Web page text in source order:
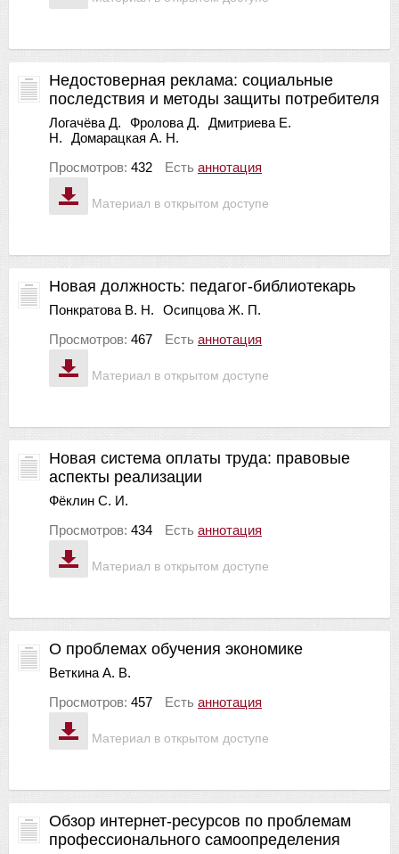
Материал в открытом доступе
Недостоверная реклама: социальные
последствия и методы защиты потребителя
Логачёва Д. Фролова Д.
Дмитриева Е.
Н.
Домарацкая А. Н.
Просмотров: 432 Есть аннотация
Материал в открытом доступе
Новая должность: педагог-библиотекарь
Понкратова В. Н.
Осипцова Ж. П.
Просмотров: 467 Есть аннотация
Материал в открытом доступе
Новая система оплаты труда: правовые
аспекты реализации
Фёклин С. И.
Просмотров: 434 Есть аннотация
Материал в открытом доступе
О проблемах обучения экономике
Веткина А. В.
Просмотров: 457 Есть аннотация
Обзор интернет-ресурсов по проблемам
профессионального самоопределения